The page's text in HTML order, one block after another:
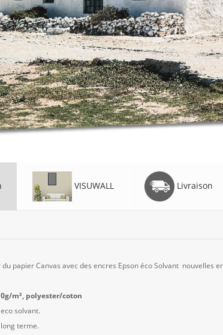
VISUWALL Livraison
papier Canvas avec des encres Epson éco Solvant nouvelles
m², polyester/coton
solvant.
terme.